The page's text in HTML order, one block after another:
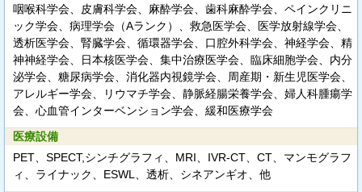
咽喉科学会、皮膚科学会、麻酔学会、歯科麻酔学会、ペインクリニ
ック学会、病理学会（Aランク）、救急医学会、医学放射線学会、
透析医学会、腎臓学会、循環器学会、口腔外科学会、神経学会、精
神神経学会、日本核医学会、集中治療医学会、臨床細胞学会、内分
泌学会、糖尿病学会、消化器内視鏡学会、周産期・新生児医学会、
アレルギー学会、リウマチ学会、静脈経腸栄養学会、婦人科腫瘍学
会、心血管インターベンション学会、緩和医療学会
医療設備
PET、SPECT,シンチグラフィ、MRI、IVR-CT、CT、マンモグラフ
ィ、ライナック、ESWL、透析、シネアンギオ、他